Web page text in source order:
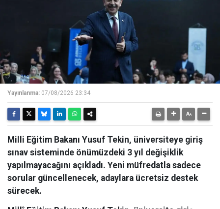
Yayınlanma: 07/08/2026 23:34
Milli Eğitim Bakanı Yusuf Tekin, üniversiteye giriş
sınav sisteminde önümüzdeki 3 yıl değişiklik
yapılmayacağını açıkladı. Yeni müfredatla sadece
sorular güncellenecek, adaylara ücretsiz destek
sürecek.